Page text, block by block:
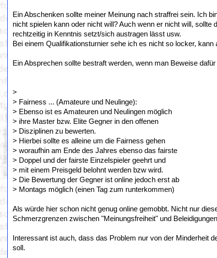
Ein Abschenken sollte meiner Meinung nach straffrei sein. Ich
nicht spielen kann oder nicht will? Auch wenn er nicht will,
rechtzeitig in Kenntnis setzt/sich austragen lässt usw.
Bei einem Qualifikationsturnier sehe ich es nicht so locker,
Ein Absprechen sollte bestraft werden, wenn man Beweise
>
> Fairness ... (Amateure und Neulinge):
> Ebenso ist es Amateuren und Neulingen möglich
> ihre Master bzw. Elite Gegner in den offenen
> Disziplinen zu bewerten.
> Hierbei sollte es alleine um die Fairness gehen
> woraufhin am Ende des Jahres ebenso das fairste
> Doppel und der fairste Einzelspieler geehrt und
> mit einem Preisgeld belohnt werden bzw wird.
> Die Bewertung der Gegner ist online jedoch erst ab
> Montags möglich (einen Tag zum runterkommen)
Als würde hier schon nicht genug online gemobbt. Nicht nur
Schmerzgrenzen zwischen "Meinungsfreiheit" und
Interessant ist auch, dass das Problem nur von der Minderheit
soll.